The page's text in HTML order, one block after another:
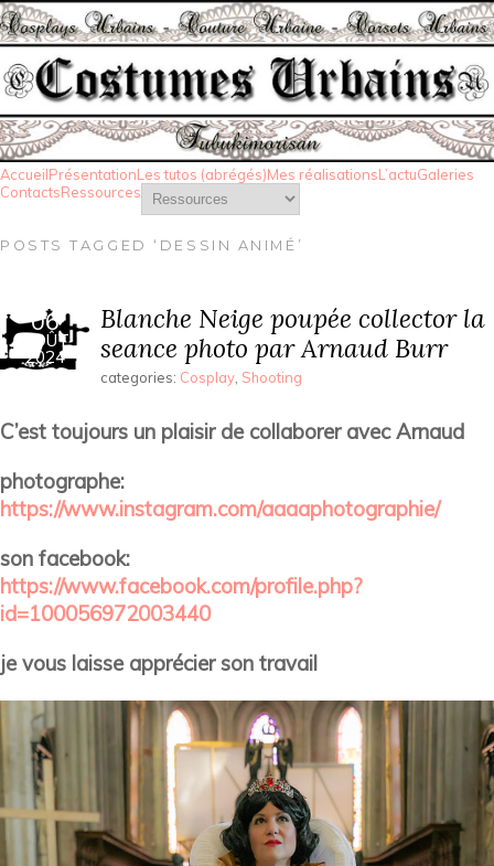
AccueilPrésentationLes tutos (abrégés)Mes réalisationsL’actuGaleries
ContactsRessources
POSTS TAGGED ‘DESSIN ANIMÉ’
06
AOÛT
2024
Blanche Neige poupée collector la
seance photo par Arnaud Burr
categories: Cosplay Shooting
C’est toujours un plaisir de collaborer avec Arnaud
photographe:
https://www.instagram.com/aaaaphotographie/
son facebook:
https://www.facebook.com/profile.php?
id=100056972003440
je vous laisse apprécier son travail